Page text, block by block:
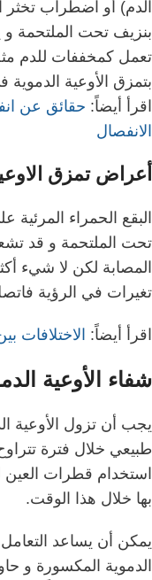
الدم) أو اضطراب تخثر
بنزيف تحت الملتحمة و
تعمل كمخففات للدم
بتمزق الأوعية الدموية
اقرأ أيضاً: حقائق عن
الانفصال
أعراض تمزق
البقع الحمراء
تحت الملتحمة و قد
المصابة لكن لا شيء
تغيرات في الرؤية
اقرأ أيضاً: الاختلافات
شفاء الأوعية
يجب أن تزول الأوعية
طبيعي خلال فترة
استخدام قطرات
بها خلال هذا الوقت.
يمكن أن يساعد
الدموية المكسورة و